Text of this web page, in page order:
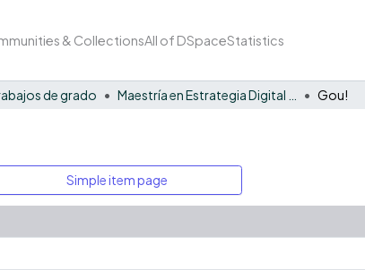
& CollectionsAll of DSpaceStatistics
de grado Gou!
Simple item page